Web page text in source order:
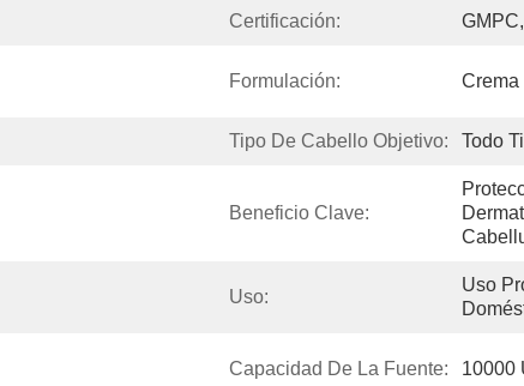
Certificación:
Formulación: Crema
Tipo De Cabello Objetivo: Todo
Beneficio Clave:
Uso:
Uso
Capacidad De La Fuente: 10000